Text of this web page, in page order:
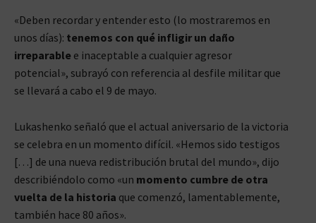
«Deben recordar y entender esto (lo mostraremos en
unos días): tenemos con qué infligir un daño
irreparable e inaceptable a cualquier agresor
potencial», subrayó con referencia al desfile militar que
se llevará a cabo el 9 de mayo.
Lukashenko señaló que el actual aniversario de la victoria
se celebra en un momento difícil. «Hemos sido testigos
[…] de una nueva redistribución brutal del mundo», dijo
describiéndolo como «un momento cumbre de otra
vuelta de la historia que comenzó, lamentablemente,
también hace 80 años».